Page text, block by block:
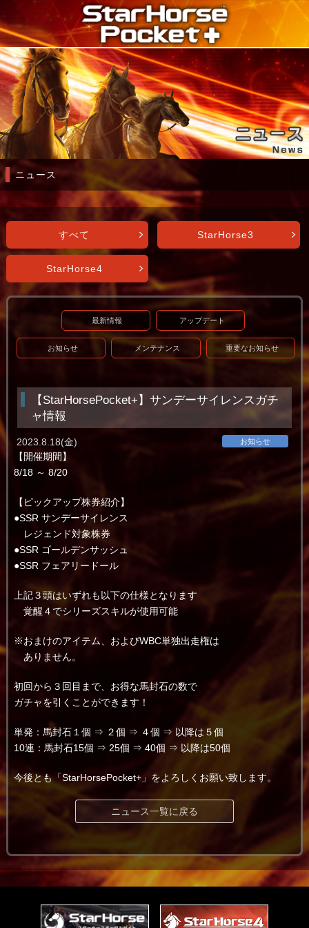
ニュース
すべて StarHorse3
StarHorse4
最新情報 アップデート
お知らせ メンテナンス 重要なお知らせ
【StarHorsePocket+】サンデーサイレンスガチ
ャ情報
お知らせ
2023.8.18(金)
【開催期間】
8/18 ～ 8/20
【ピックアップ株券紹介】
●SSR サンデーサイレンス
レジェンド対象株券
●SSR ゴールデンサッシュ
●SSR フェアリードール
上記３頭はいずれも以下の仕様となります
覚醒４でシリーズスキルが使用可能
※おまけのアイテム、およびWBC単独出走権は
ありません。
初回から３回目まで、お得な馬封石の数で
ガチャを引くことができます！
単発：馬封石１個 ⇒ ２個 ⇒ ４個 ⇒ 以降は５個
10連：馬封石15個 ⇒ 25個 ⇒ 40個 ⇒ 以降は50個
今後とも「StarHorsePocket+」をよろしくお願い致します。
ニュース一覧に戻る